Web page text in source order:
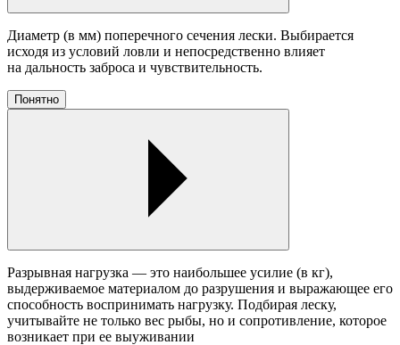
Диаметр (в мм) поперечного сечения лески. Выбирается
исходя из условий ловли и непосредственно влияет
на дальность заброса и чувствительность.
Понятно
Разрывная нагрузка — это наибольшее усилие (в кг),
выдерживаемое материалом до разрушения и выражающее его
способность воспринимать нагрузку. Подбирая леску,
учитывайте не только вес рыбы, но и сопротивление, которое
возникает при ее выуживании